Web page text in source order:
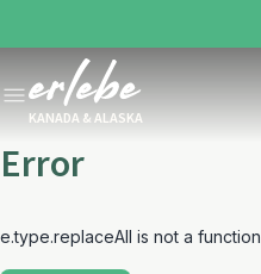
KANADA & ALASKA
Error
e.type.replaceAll is not a function